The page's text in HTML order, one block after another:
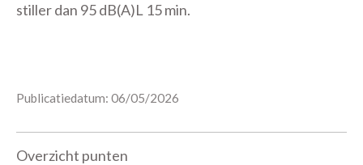
stiller dan 95 dB(A)L 15 min.
Publicatiedatum: 06/05/2026
Overzicht punten